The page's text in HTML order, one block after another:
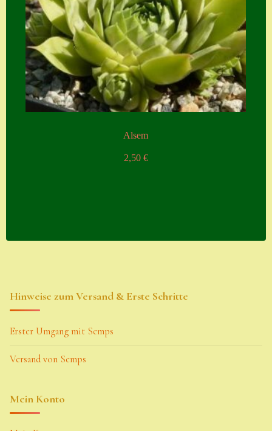
Alsem
2,50 €
Hinweise zum Versand & Erste Schritte
Erster Umgang mit Semps
Versand von Semps
Mein Konto